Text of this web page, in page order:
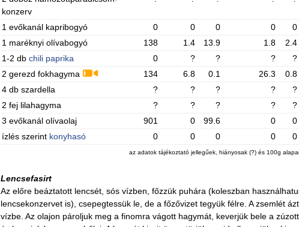
konzerv
1 evőkanál kapribogyó 0 0 0 0 0
1 maréknyi olívabogyó
138 1.4 13.9 1.8 2.4
1-2 db chili paprika 0 ? ? ? ?
2 gerezd fokhagyma
134 6.8 0.1 26.3 0.8
4 db szardella
? ? ? ? ?
2 fej lilahagyma
? ? ? ? ?
3 evőkanál olívaolaj
901 0 99.6 0 0
ízlés szerint konyhasó 0 0 0 0 0
az adatok tájékoztató jellegűek, hiányosak (?) és 100g
Lencsefasirt
Az előre beáztatott lencsét, sós vízben, főzzük puhára (koleszban
lencsekonzervet is), csepegtessük le, de a főzővizet tegyük félre. A zsemlét
vízbe. Az olajon pároljuk meg a finomra vágott hagymát, keverjük bele a